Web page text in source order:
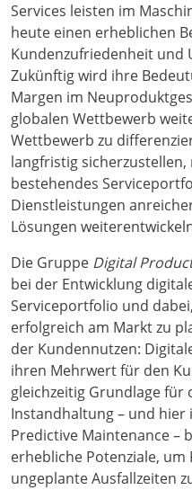
Services leisten im
heute einen erheblichen
Kundenzufriedenheit und
Zukünftig wird ihre
Margen im
globalen Wettbewerb
Wettbewerb zu
langfristig
bestehendes
Dienstleistungen
Lösungen
Die Gruppe Digital
bei der Entwicklung
Serviceportfolio und
erfolgreich am Markt zu
der Kundennutzen:
ihren Mehrwert für den
gleichzeitig Grundlage für
Instandhaltung – und
Predictive Maintenance –
erhebliche Potenziale,
ungeplante Ausfallzeiten